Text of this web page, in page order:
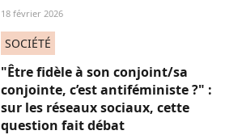
18 février 2026
SOCIÉTÉ
"Être fidèle à son conjoint/sa
conjointe, c’est antiféministe ?" :
sur les réseaux sociaux, cette
question fait débat